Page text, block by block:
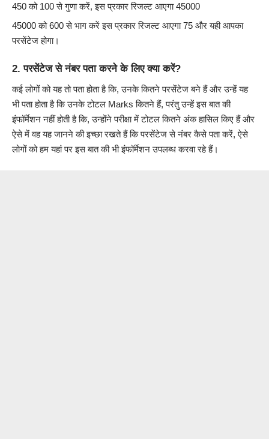
450 को 100 से गुणा करें, इस प्रकार रिजल्ट आएगा 45000
45000 को 600 से भाग करें इस प्रकार रिजल्ट आएगा 75 और यही आपका
परसेंटेज होगा।
2. परसेंटेज से नंबर पता करने के लिए क्या करें?
कई लोगों को यह तो पता होता है कि, उनके कितने परसेंटेज बने हैं और उन्हें यह
भी पता होता है कि उनके टोटल Marks कितने हैं, परंतु उन्हें इस बात की
इंफॉर्मेशन नहीं होती है कि, उन्होंने परीक्षा में टोटल कितने अंक हासिल किए हैं और
ऐसे में वह यह जानने की इच्छा रखते हैं कि परसेंटेज से नंबर कैसे पता करें, ऐसे
लोगों को हम यहां पर इस बात की भी इंफॉर्मेशन उपलब्ध करवा रहे हैं।